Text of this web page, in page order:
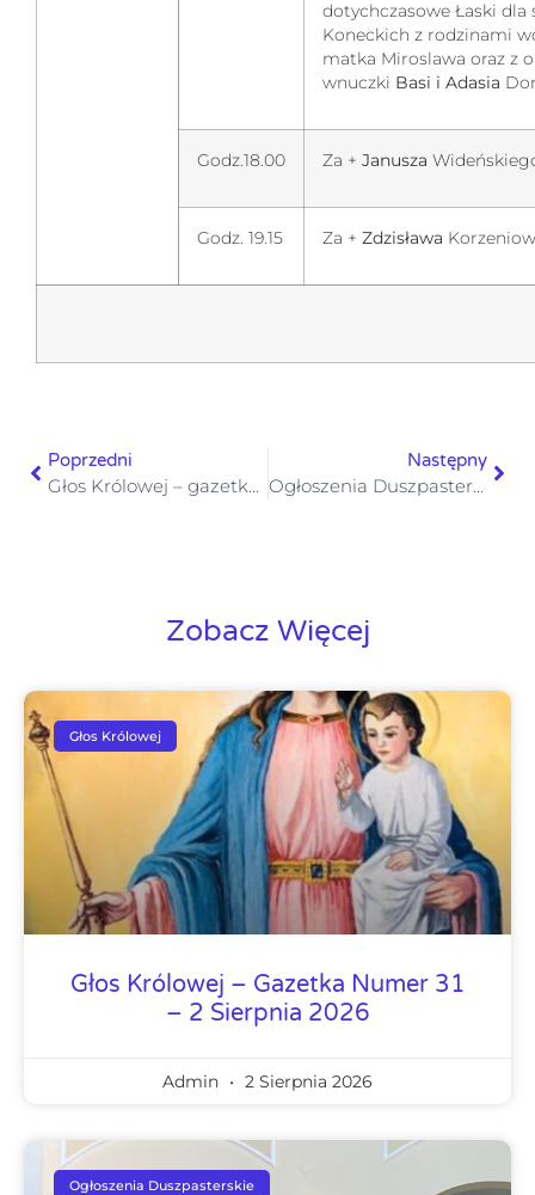
dotychczasowe Łaski dla
Koneckich z rodzinami
matka Miroslawa oraz z
wnuczki Basi i Adasia
Godz.18.00 Za + Janusza
Godz. 19.15 Za + Zdzisława
Poprzedni
Głos Królowej – gazetka numer 49 – 14 grudnia 2025
Następny
Ogłoszenia Duszpasterskie IV Niedziela Adwentu 21 grudnia 2025
Zobacz Więcej
Głos Królowej
Głos Królowej – Gazetka Numer 31
– 2 Sierpnia 2026
Admin 2 Sierpnia 2026
Ogłoszenia Duszpasterskie